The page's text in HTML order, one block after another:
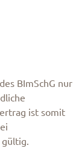
BImSchG nur
ist somit
gültig.